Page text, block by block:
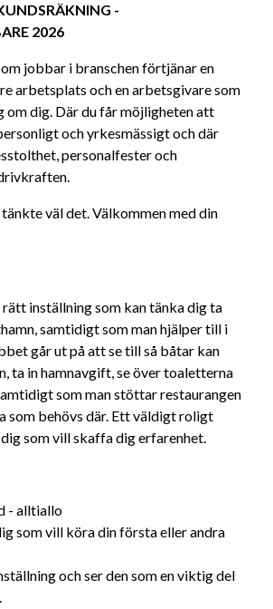
-
2026
jobbar i branschen förtjänar en
arbetsplats och en arbetsgivare som
om dig. Där du får möjligheten att
och yrkesmässigt och där
personalfester och
väl det. Välkommen med din
inställning som kan tänka dig ta
samtidigt som man hjälper till i
går ut på att se till så båtar kan
ta in hamnavgift, se över toaletterna
som man stöttar restaurangen
som behövs där. Ett väldigt roligt
som vill skaffa dig erfarenhet.
- alltiallo
som vill köra din första eller andra
och ser den som en viktig del